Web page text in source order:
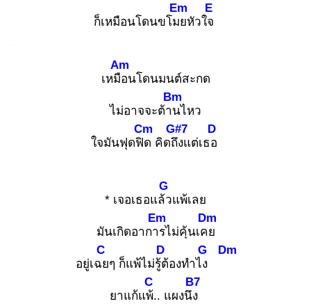
ก็เหมือนโดนขโมย
Em
หัวใจ
E
เหมือ
Am
นโดนมนต์สะกด
ไม่อาจจะต้าน
Bm
ไหว
ใจมันฟุดฟิด
Cm
คิดถึง
G#7
แต่เธอ
D
* เจอเธอแล้ว
G
แพ้เลย
มันเกิดอาการ
Em
ไม่คุ้นเคย
Dm
อยู่เฉย
C
ๆ ก็แพ้ไม่รู้ต้
D
องทำไง
G Dm
ยาแก้แพ้.
C
. แผงนึง
B7